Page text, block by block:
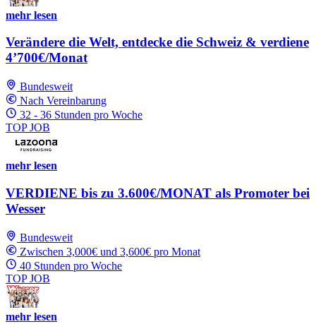
mehr lesen
Verändere die Welt, entdecke die Schweiz & verdiene
4’700€/Monat
Bundesweit
Nach Vereinbarung
32 - 36 Stunden pro Woche
TOP JOB
mehr lesen
VERDIENE bis zu 3.600€/MONAT als Promoter bei
Wesser
Bundesweit
Zwischen 3,000€ und 3,600€ pro Monat
40 Stunden pro Woche
TOP JOB
mehr lesen